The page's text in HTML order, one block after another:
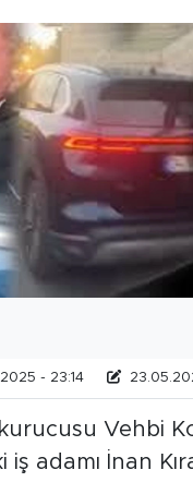
- 23:14
Vehbi
iş adamı İnan